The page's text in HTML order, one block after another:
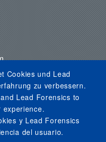
Cookies und Lead
zu verbessern.
Lead Forensics to
experience.
y Lead Forensics
del usuario.